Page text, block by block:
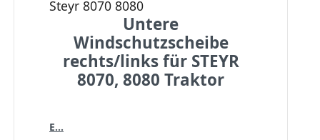
Steyr 8070 8080
Untere
Windschutzscheibe
rechts/links für STEYR
8070, 8080 Traktor
E...